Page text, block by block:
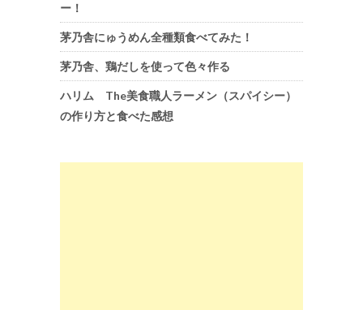
ー！
茅乃舎にゅうめん全種類食べてみた！
茅乃舎、鶏だしを使って色々作る
ハリム The美食職人ラーメン（スパイシー）
の作り方と食べた感想